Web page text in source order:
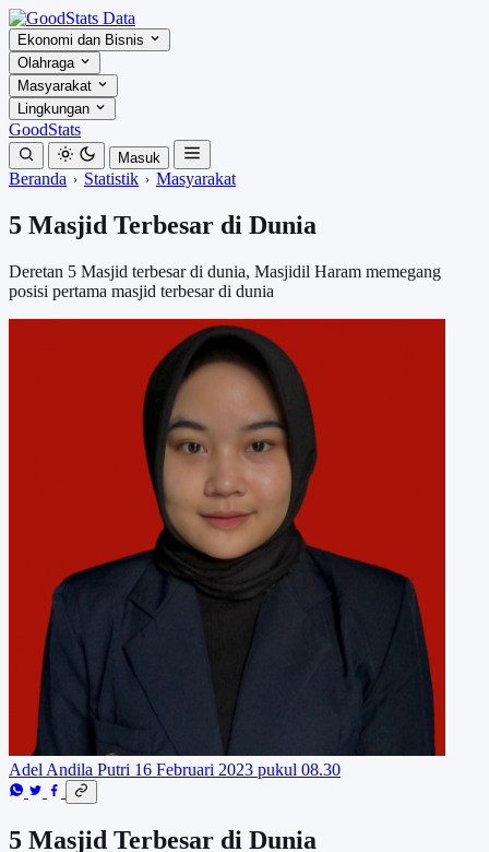
Ekonomi dan Bisnis
Olahraga
Masyarakat
Lingkungan
GoodStats
Masuk
Beranda Statistik Masyarakat
5 Masjid Terbesar di Dunia
Deretan 5 Masjid terbesar di dunia, Masjidil Haram memegang
posisi pertama masjid terbesar di dunia
Adel Andila Putri 16 Februari 2023 pukul 08.30
5 Masjid Terbesar di Dunia